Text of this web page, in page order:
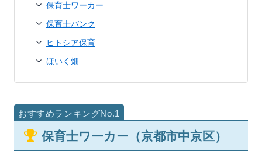
保育士ワーカー
保育士バンク
ヒトシア保育
ほいく畑
保育士ワーカー（京都市中京区）